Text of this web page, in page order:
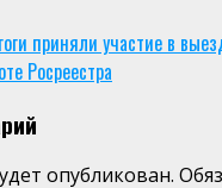
приняли участие в
Росреестра
опубликован.